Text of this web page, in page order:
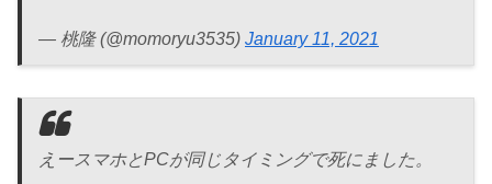
— 桃隆 (@momoryu3535) January 11, 2021
えースマホとPCが同じタイミングで死にました。